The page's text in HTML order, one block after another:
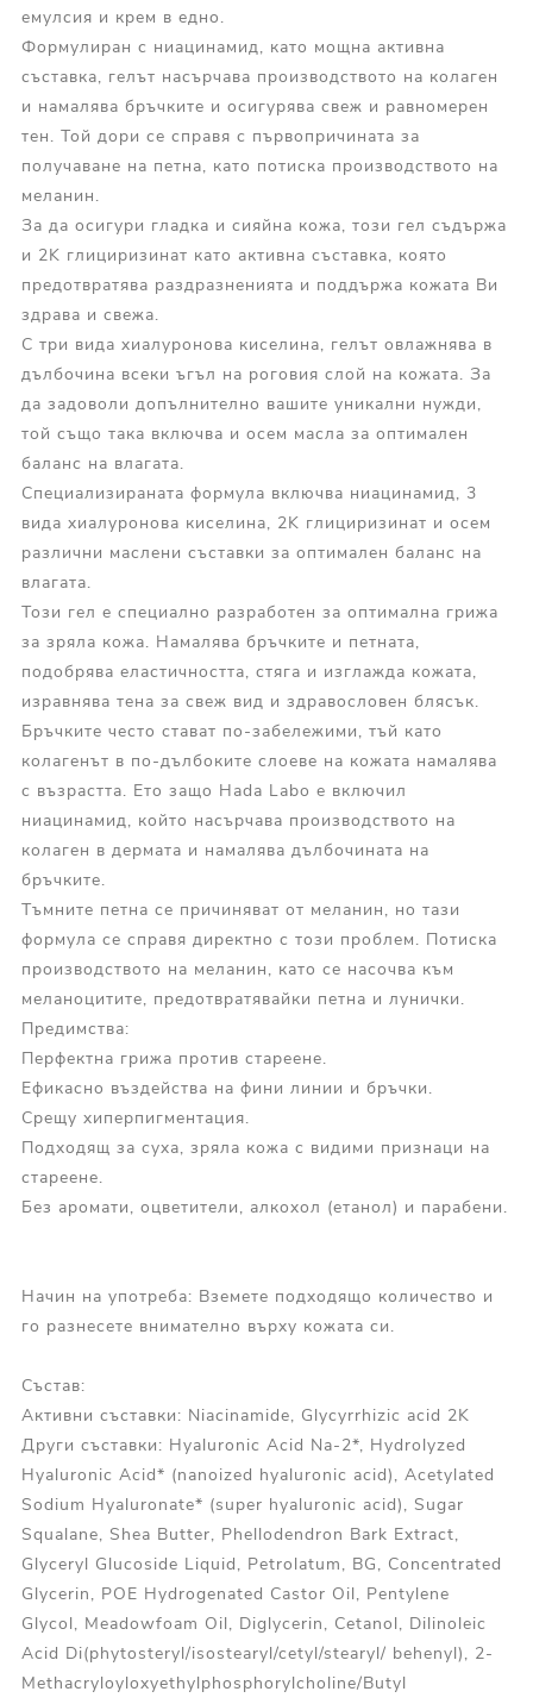
емулсия и крем в едно.
Формулиран с ниацинамид, като мощна активна
съставка, гелът насърчава производството на колаген
и намалява бръчките и осигурява свеж и равномерен
тен. Той дори се справя с първопричината за
получаване на петна, като потиска производството на
меланин.
За да осигури гладка и сияйна кожа, този гел съдържа
и 2K глициризинат като активна съставка, която
предотвратява раздразненията и поддържа кожата Ви
здрава и свежа.
С три вида хиалуронова киселина, гелът овлажнява в
дълбочина всеки ъгъл на роговия слой на кожата. За
да задоволи допълнително вашите уникални нужди,
той също така включва и осем масла за оптимален
баланс на влагата.
Специализираната формула включва ниацинамид, 3
вида хиалуронова киселина, 2K глициризинат и осем
различни маслени съставки за оптимален баланс на
влагата.
Този гел е специално разработен за оптимална грижа
за зряла кожа. Намалява бръчките и петната,
подобрява еластичността, стяга и изглажда кожата,
изравнява тена за свеж вид и здравословен блясък.
Бръчките често стават по-забележими, тъй като
колагенът в по-дълбоките слоеве на кожата намалява
с възрастта. Ето защо Hada Labo е включил
ниацинамид, който насърчава производството на
колаген в дермата и намалява дълбочината на
бръчките.
Тъмните петна се причиняват от меланин, но тази
формула се справя директно с този проблем. Потиска
производството на меланин, като се насочва към
меланоцитите, предотвратявайки петна и лунички.
Предимства:
Перфектна грижа против стареене.
Ефикасно въздейства на фини линии и бръчки.
Срещу хиперпигментация.
Подходящ за суха, зряла кожа с видими признаци на
стареене.
Без аромати, оцветители, алкохол (етанол) и парабени.
Начин на употреба: Вземете подходящо количество и
го разнесете внимателно върху кожата си.
Състав:
Активни съставки: Niacinamide, Glycyrrhizic acid 2K
Други съставки: Hyaluronic Acid Na-2*, Hydrolyzed
Hyaluronic Acid* (nanoized hyaluronic acid), Acetylated
Sodium Hyaluronate* (super hyaluronic acid), Sugar
Squalane, Shea Butter, Phellodendron Bark Extract,
Glyceryl Glucoside Liquid, Petrolatum, BG, Concentrated
Glycerin, POE Hydrogenated Castor Oil, Pentylene
Glycol, Meadowfoam Oil, Diglycerin, Cetanol, Dilinoleic
Acid Di(phytosteryl/isostearyl/cetyl/stearyl/ behenyl), 2-
Methacryloyloxyethylphosphorylcholine/Butyl